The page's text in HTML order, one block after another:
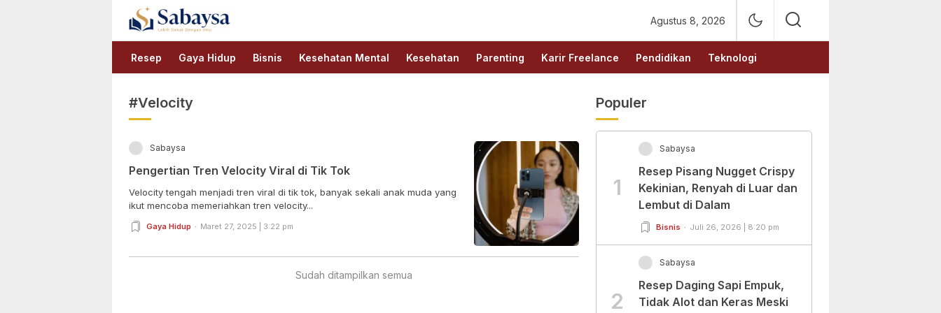
Sabaysa
Lebih Dekat Dengan Ilmu
Agustus 8, 2026
Resep Gaya Hidup Bisnis Kesehatan Mental Kesehatan Parenting Karir Freelance Pendidikan Teknologi
#Velocity
Sabaysa
Pengertian Tren Velocity Viral di Tik Tok
Velocity tengah menjadi tren viral di tik tok, banyak sekali anak muda yang
ikut mencoba memeriahkan tren velocity...
Gaya Hidup Maret 27, 2025 | 3:22 pm
Sudah ditampilkan semua
Populer
1
Sabaysa
Resep Pisang Nugget Crispy
Kekinian, Renyah di Luar dan
Lembut di Dalam
Bisnis Juli 26, 2026 | 8:20 pm
2
Sabaysa
Resep Daging Sapi Empuk,
Tidak Alot dan Keras Meski